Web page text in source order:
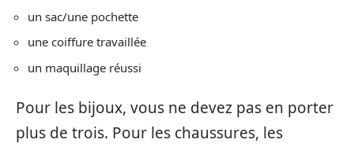
un sac/une pochette
une coiffure travaillée
un maquillage réussi
Pour les bijoux, vous ne devez pas en porter
plus de trois. Pour les chaussures, les